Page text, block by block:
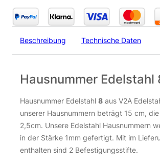
27,45 €
Grundplatte anthrazit RAL7016 275 x
2 Stück 15cm Hausnummern
40,65€
Nicht vorrätig
Beschreibung Technische Daten
Hausnummer Edelstahl
Hausnummer Edelstahl 8 aus V2A
unserer Hausnummern beträgt 15 cm,
2,5cm. Unsere Edelstahl Hausnummern
in der Stärke 1mm gefertigt. Mit im
enthalten sind 2 Befestigungsstifte.